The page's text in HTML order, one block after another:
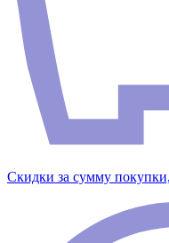
Скидки за сумму